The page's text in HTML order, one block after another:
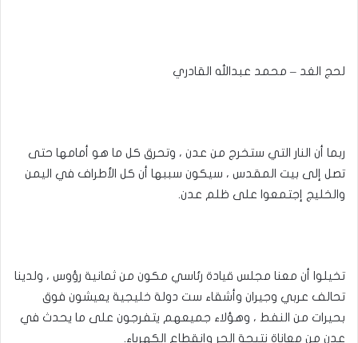
لحج الغد – محمد عبدالله القادري
ربما أن النار التي ستخرج من عدن ، وتحرق كل ما هو أمامها حتى
تصل إلى بيت المقدس ، سيكون سببها أن كل الأطراف في اليمن
والخليج إجتمعوا على ظلم عدن.
تخيلوا أن معنا مجلس قيادة رئاسي مكون من ثمانية رؤوس ، ولدينا
تحالف عربي وجيران وأشقاء ست دولة خليجية يعيشون فوق
بحيرات من النفط ، وهؤلاء جميعهم يتفرجون على ما يحدث في
عدن من معاناة نتيجة الحر وإنقطاع الكهرباء.